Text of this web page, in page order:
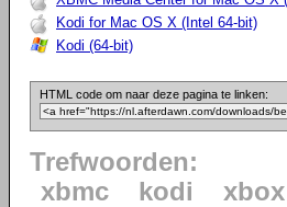
Kodi for Mac OS X (Intel 64-bit)
Kodi (64-bit)
HTML code om naar deze pagina te linken:
Trefwoorden:
xbmc
kodi xbox